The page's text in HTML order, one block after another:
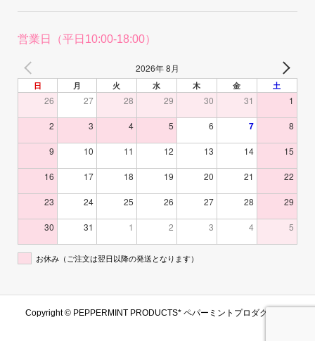
営業日（平日10:00-18:00）
2026年 8月
日 月 火 水 木 金 土
26 27 28 29 30 31 1
2 3 4 5 6 7 8
9 10 11 12 13 14 15
16 17 18 19 20 21 22
23 24 25 26 27 28 29
30 31 1 2 3 4 5
お休み（ご注文は翌日以降の発送となります）
Copyright ©PEPPERMINT PRODUCTS* ペパーミントプロダクツ. All